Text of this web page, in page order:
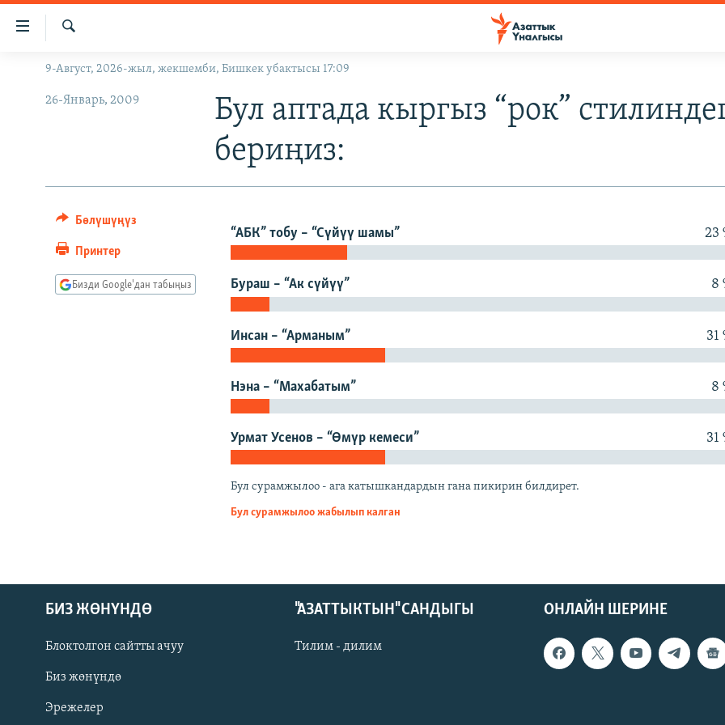
Линктер
Мазмунга
Навигацияга
ЖАҢЫЛЫКТАР
КЫРГЫЗСТАН
ЭКОНОМИКА
МАДАНИЯТ
БОРБОР АЗИЯ
АТАЙЫН ИЛИКТӨӨ
ТВ ПРОГРАММАЛАР
БҮГҮН АЗАТТЫКТА
ЭКСПЕРТТЕР ТАЛДАЙТ
ПОДКАСТ
ӨЗГӨЧӨ ПИКИР
Русский
Издөө
9-Август, 2026-жыл, жекшемби, Бишкек убактысы 17:09
Бул аптада кыргыз “рок”
бериңиз:
26-Январь, 2009
Бөлүшүңүз
Принтер
Бизди Google'дан табыңыз
“АБК” тобу – “Сүйүү шамы” 23
Бураш – “Ак сүйүү” 8
Инсан – “Арманым” 31
Нэна – “Махабатым” 8
Урмат Усенов – “Өмүр кемеси” 31
Бул сурамжылоо - ага катышкандардын гана пикирин билдирет.
Бул сурамжылоо жабылып калган
ОНЛАЙН ШЕРИНЕ
БИЗ ЖӨНҮНДӨ
Блоктолгон сайтты ачуу
Биз жөнүндө
Эрежелер
"АЗАТТЫКТЫН" САНДЫГЫ
Тилим - дилим